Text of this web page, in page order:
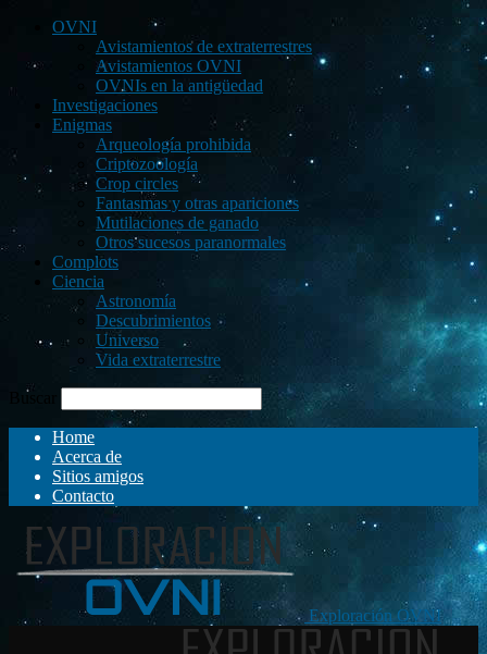
OVNI
Avistamientos de extraterrestres
Avistamientos OVNI
OVNIs en la antigüedad
Investigaciones
Enigmas
Arqueología prohibida
Criptozoología
Crop circles
Fantasmas y otras apariciones
Mutilaciones de ganado
Otros sucesos paranormales
Complots
Ciencia
Astronomía
Descubrimientos
Universo
Vida extraterrestre
Buscar
Home
Acerca de
Sitios amigos
Contacto
Exploración OVNI